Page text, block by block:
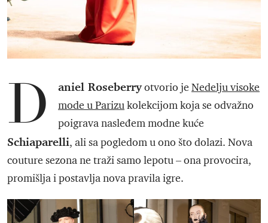
D aniel Roseberryotvorio je Nedelju visoke
mode u Parizukolekcijom koja se odvažno
poigrava nasleđem modne kuće
Schiaparelli, ali sa pogledom u ono što dolazi. Nova
couture sezona ne traži samo lepotu – ona provocira,
promišlja i postavlja nova pravila igre.